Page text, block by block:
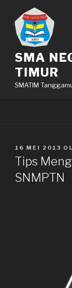
konten
SMA
TIMUR
SMATIM
DIPOSKAN
PADA
16 MEI 2013
Tips
SNMPTN